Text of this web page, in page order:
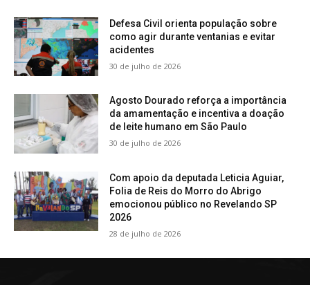
Defesa Civil orienta população sobre
como agir durante ventanias e evitar
acidentes
30 de julho de 2026
Agosto Dourado reforça a importância
da amamentação e incentiva a doação
de leite humano em São Paulo
30 de julho de 2026
Com apoio da deputada Leticia Aguiar,
Folia de Reis do Morro do Abrigo
emocionou público no Revelando SP
2026
28 de julho de 2026